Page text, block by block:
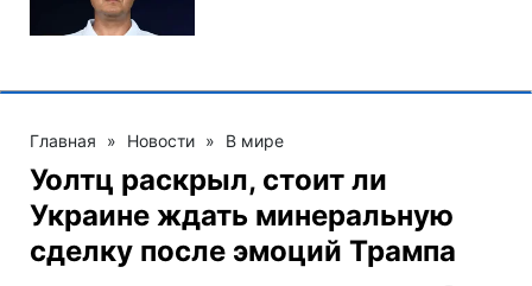
Главная » Новости » В мире
Уолтц раскрыл, стоит ли
Украине ждать минеральную
сделку после эмоций Трампа